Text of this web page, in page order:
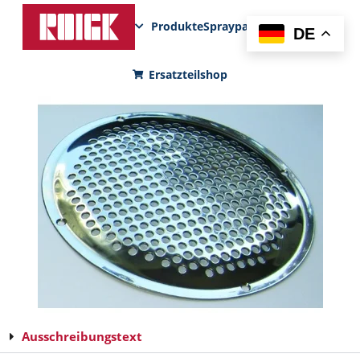
ProdukteSprayparksFunPadNews
Ersatzteilshop
Ausschreibungstext
DE